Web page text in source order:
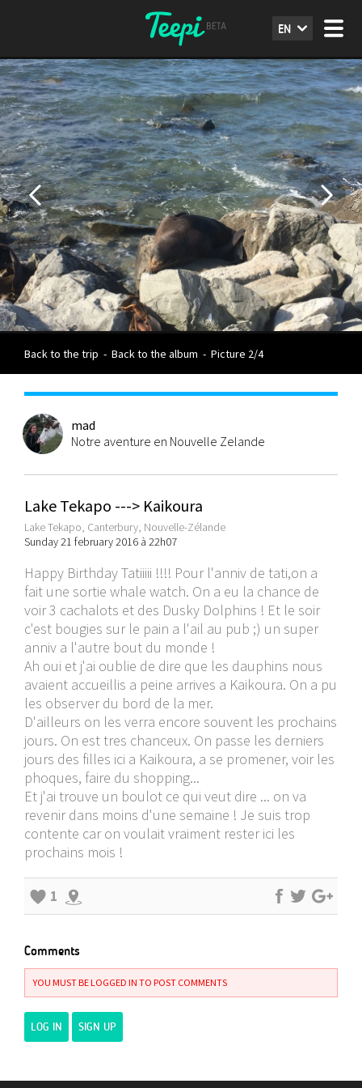
EN
Back to the trip - Back to the album - Picture 2/4
mad
Notre aventure en Nouvelle Zelande
Lake Tekapo ---> Kaikoura
Lake Tekapo, Canterbury, Nouvelle-Zélande
Sunday 21 february 2016 à 22h07
Happy Birthday Tatiiiii !!!! Pour l'anniv de tati,on a
fait une sortie whale watch. On a eu la chance de
voir 3 cachalots et des Dusky Dolphins ! Et le soir
c'est bougies sur le pain a l'ail au pub ;) un super
anniv a l'autre bout du monde !
Ah oui et j'ai oublie de dire que les dauphins nous
avaient accueillis a peine arrives a Kaikoura. On a pu
les observer du bord de la mer.
D'ailleurs on les verra encore souvent les prochains
jours. On est tres chanceux. On passe les derniers
jours des filles ici a Kaikoura, a se promener, voir les
phoques, faire du shopping...
Et j'ai trouve un boulot ce qui veut dire ... on va
revenir dans moins d'une semaine ! Je suis trop
contente car on voulait vraiment rester ici les
prochains mois !
1
Comments
YOU MUST BE LOGGED IN TO POST COMMENTS
LOG IN SIGN UP